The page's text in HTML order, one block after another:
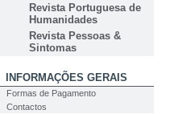
Revista Portuguesa de
Humanidades
Revista Pessoas &
Sintomas
INFORMAÇÕES GERAIS
Formas de Pagamento
Contactos